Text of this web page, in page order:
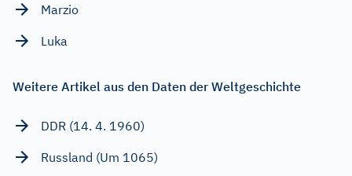
Marzio
Luka
Weitere Artikel aus den Daten der Weltgeschichte
DDR (14. 4. 1960)
Russland (Um 1065)